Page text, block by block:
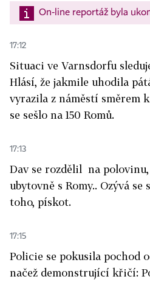
On-line reportáž byla
17:12
Situaci ve Varnsdorfu
Hlásí, že jakmile uhodila
vyrazila z náměstí směrem
se sešlo na 150 Romů.
17:13
Dav se rozdělil na
ubytovně s Romy.. Ozývá se
toho, pískot.
17:15
Policie se pokusila pochod
načež demonstrující křičí: